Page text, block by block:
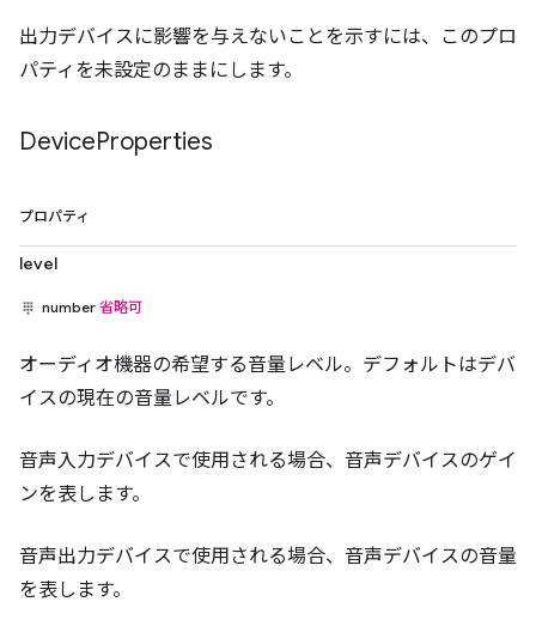
出力デバイスに影響を与えないことを示すには、このプロ
パティを未設定のままにします。
DeviceProperties
プロパティ
level
number 省略可
オーディオ機器の希望する音量レベル。デフォルトはデバ
イスの現在の音量レベルです。
音声入力デバイスで使用される場合、音声デバイスのゲイ
ンを表します。
音声出力デバイスで使用される場合、音声デバイスの音量
を表します。